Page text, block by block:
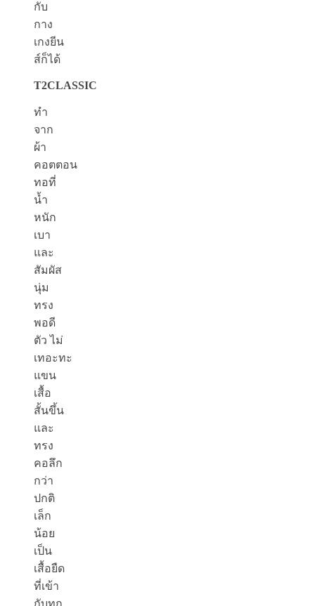
กับ
กาง
เกงยีน
ส์ก็ได้
T2CLASSIC
ทำ
จาก
ผ้า
คอตตอน
ทอที่
น้ำ
หนัก
เบา
และ
สัมผัส
นุ่ม
ทรง
พอดี
ตัว ไม่
เทอะทะ
แขน
เสื้อ
สั้นขึ้น
และ
ทรง
คอลึก
กว่า
ปกติ
เล็ก
น้อย
เป็น
เสื้อยืด
ที่เข้า